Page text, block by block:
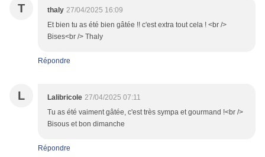
T thaly 27/04/2025 16:09
Et bien tu as été bien gâtée !! c'est extra tout cela ! <br />
Bises<br /> Thaly
Répondre
L Lalibricole 27/04/2025 07:11
Tu as été vaiment gâtée, c'est très sympa et gourmand !<br />
Bisous et bon dimanche
Répondre